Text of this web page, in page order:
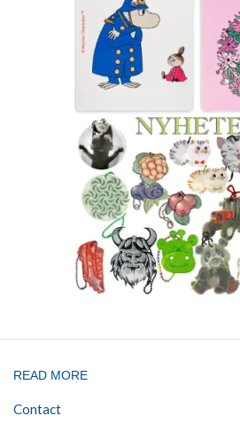
READ MORE
Contact